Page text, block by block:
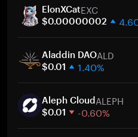
ElonXCatEXC
$0.00000002
30 jours
Capitalisation boursière
Aladdin DAOALD
$0.01 1.40%
30 jours
Capitalisation boursière
Aleph CloudALEPH
$0.01 -0.60%